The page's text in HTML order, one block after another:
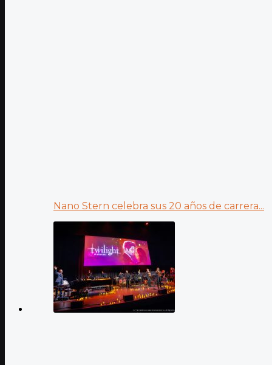
Nano Stern celebra sus 20 años de carrera...